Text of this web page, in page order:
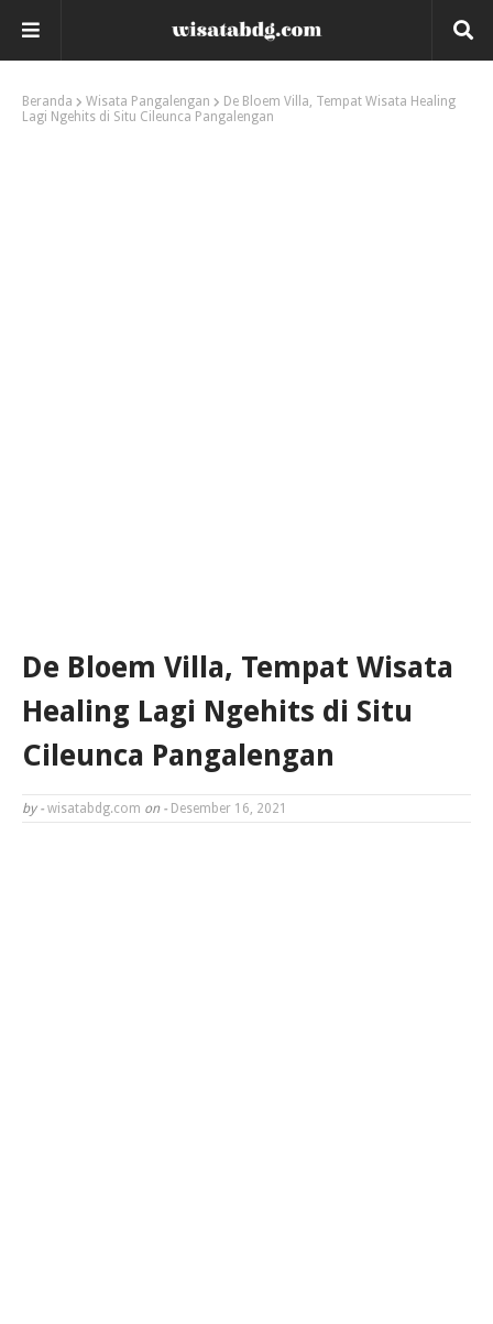
Beranda Wisata Pangalengan
De Bloem Villa, Tempat Wisata Healing
Lagi Ngehits di Situ Cileunca Pangalengan
De Bloem Villa, Tempat Wisata
Healing Lagi Ngehits di Situ
Cileunca Pangalengan
by - wisatabdg.com on - Desember 16, 2021